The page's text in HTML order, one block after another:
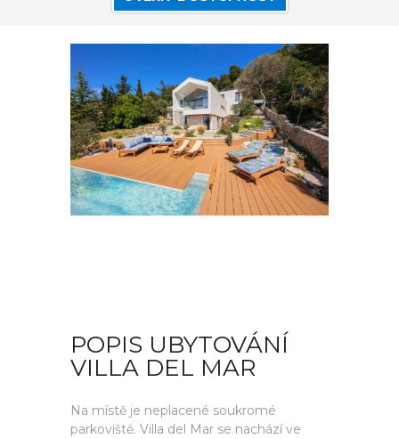
POPIS UBYTOVÁNÍ
VILLA DEL MAR
Na místě je neplacené soukromé
parkoviště. Villa del Mar se nachází ve